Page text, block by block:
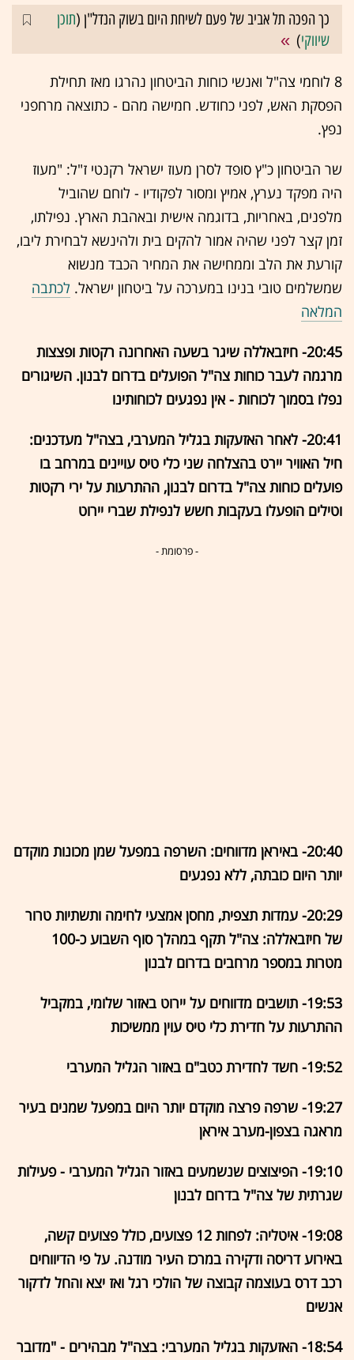
כך הפכה תל אביב של פעם לשיחת היום בשוק הנדל"ן (תוכן
שיווקי)
8 לוחמי צה"ל ואנשי כוחות הביטחון נהרגו מאז תחילת
הפסקת האש, לפני כחודש. חמישה מהם - כתוצאה מרחפני
נפץ.
שר הביטחון כ"ץ סופד לסרן מעוז ישראל רקנטי ז"ל: "מעוז
היה מפקד נערץ, אמיץ ומסור לפקודיו - לוחם שהוביל
מלפנים, באחריות, בדוגמה אישית ובאהבת הארץ. נפילתו,
זמן קצר לפני שהיה אמור להקים בית ולהינשא לבחירת ליבו,
קורעת את הלב וממחישה את המחיר הכבד מנשוא
שמשלמים טובי בנינו במערכה על ביטחון ישראל. לכתבה
המלאה
20:45- חיזבאללה שיגר בשעה האחרונה רקטות ופצצות
מרגמה לעבר כוחות צה"ל הפועלים בדרום לבנון. השיגורים
נפלו בסמוך לכוחות - אין נפגעים לכוחותינו
20:41- לאחר האזעקות בגליל המערבי, בצה"ל מעדכנים:
חיל האוויר יירט בהצלחה שני כלי טיס עויינים במרחב בו
פועלים כוחות צה"ל בדרום לבנון, ההתרעות על ירי רקטות
וטילים הופעלו בעקבות חשש לנפילת שברי יירוט
- פרסומת -
20:40- באיראן מדווחים: השרפה במפעל שמן מכונות מוקדם
יותר היום כובתה, ללא נפגעים
20:29- עמדות תצפית, מחסן אמצעי לחימה ותשתיות טרור
של חיזבאללה: צה"ל תקף במהלך סוף השבוע כ-100
מטרות במספר מרחבים בדרום לבנון
19:53- תושבים מדווחים על יירוט באזור שלומי, במקביל
ההתרעות על חדירת כלי טיס עוין ממשיכות
19:52- חשד לחדירת כטב"ם באזור הגליל המערבי
19:27- שרפה פרצה מוקדם יותר היום במפעל שמנים בעיר
מראגה בצפון-מערב איראן
19:10- הפיצוצים שנשמעים באזור הגליל המערבי - פעילות
שגרתית של צה"ל בדרום לבנון
19:08- איטליה: לפחות 12 פצועים, כולל פצועים קשה,
באירוע דריסה ודקירה במרכז העיר מודנה. על פי הדיווחים
רכב דרס בעוצמה קבוצה של הולכי רגל ואז יצא והחל לדקור
אנשים
18:54- האזעקות בגליל המערבי: בצה"ל מבהירים - "מדובר